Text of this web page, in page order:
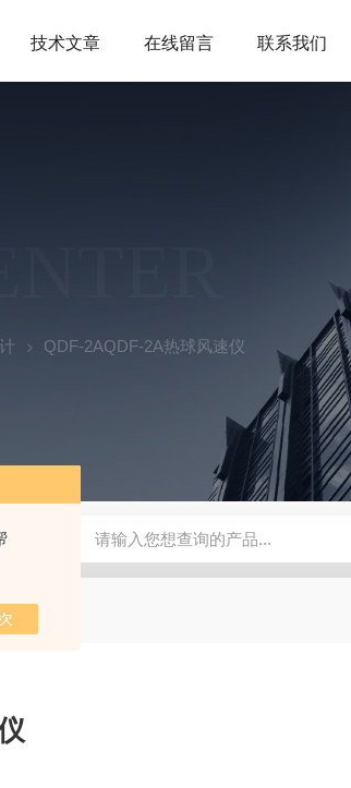
技术文章 在线留言 联系我们
QDF-2AQDF-2A热球风速仪
平行蒸发仪 SBD-100B SBD-100D成都漏氯